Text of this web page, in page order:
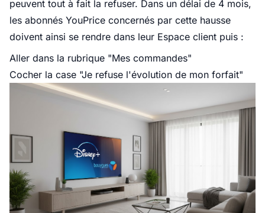
peuvent tout à fait la refuser. Dans un délai de 4 mois,
les abonnés YouPrice concernés par cette hausse
doivent ainsi se rendre dans leur Espace client puis :
Aller dans la rubrique "Mes commandes"
Cocher la case "Je refuse l'évolution de mon forfait"